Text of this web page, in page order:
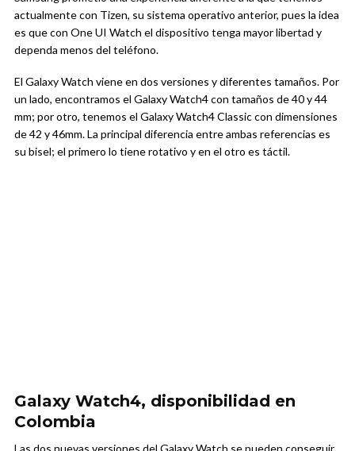
actualmente con Tizen, su sistema operativo anterior, pues la idea
es que con One UI Watch el dispositivo tenga mayor libertad y
dependa menos del teléfono.
El Galaxy Watch viene en dos versiones y diferentes tamaños. Por
un lado, encontramos el Galaxy Watch4 con tamaños de 40 y 44
mm; por otro, tenemos el Galaxy Watch4 Classic con dimensiones
de 42 y 46mm. La principal diferencia entre ambas referencias es
su bisel; el primero lo tiene rotativo y en el otro es táctil.
Galaxy Watch4, disponibilidad en
Colombia